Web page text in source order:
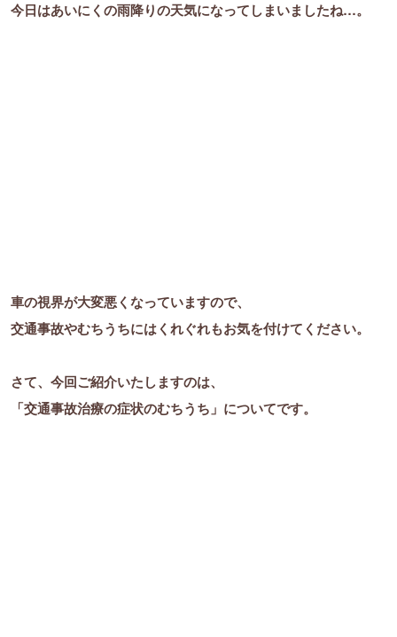
今日はあいにくの雨降りの天気になってしまいましたね…。
車の視界が大変悪くなっていますので、
交通事故やむちうちにはくれぐれもお気を付けてください。
さて、今回ご紹介いたしますのは、
「交通事故治療の症状のむちうち」についてです。